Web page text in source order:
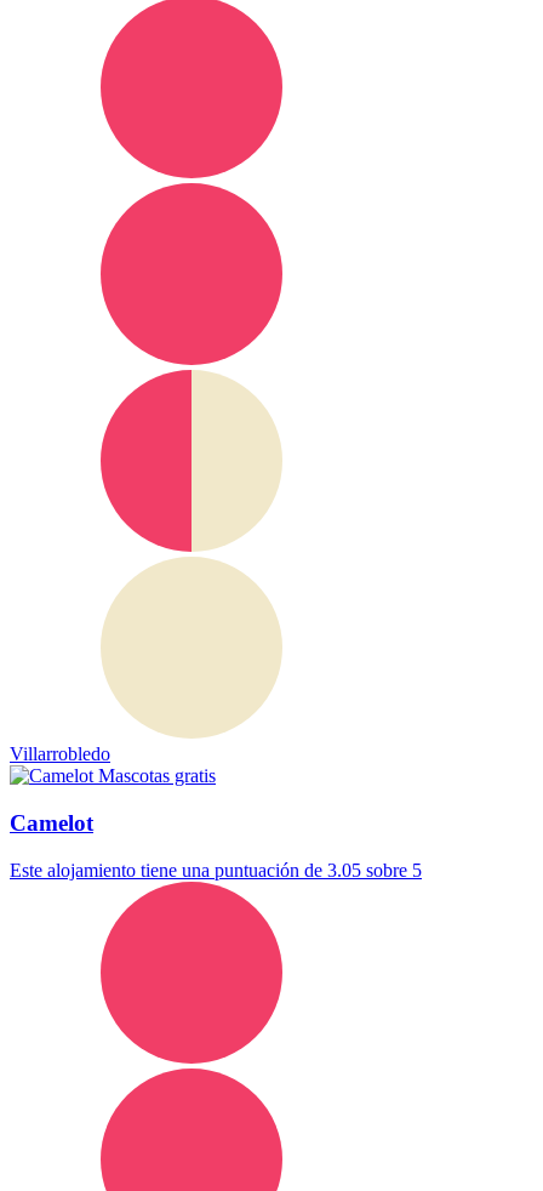
Villarrobledo
Mascotas gratis
Camelot
Este alojamiento tiene una puntuación de 3.05 sobre 5